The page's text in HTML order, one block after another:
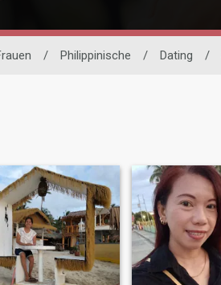
/ Philippinische / Dating /